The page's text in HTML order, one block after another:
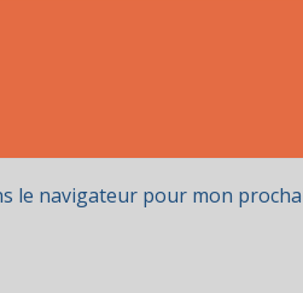
le navigateur pour mon